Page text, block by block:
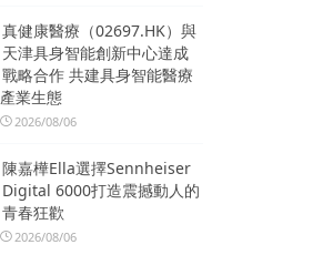
真健康醫療（02697.HK）與
天津具身智能創新中心達成
戰略合作 共建具身智能醫療
產業生態
2026/08/06
陳嘉樺Ella選擇Sennheiser
Digital 6000打造震撼動人的
青春狂歡
2026/08/06